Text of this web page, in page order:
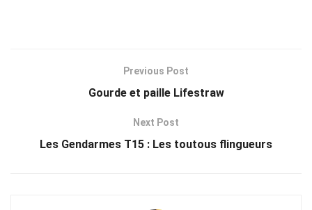
Previous Post
Gourde et paille Lifestraw
Next Post
Les Gendarmes T15 : Les toutous flingueurs